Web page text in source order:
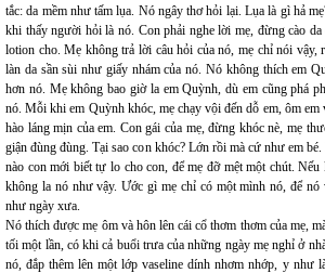
tắc: da mềm như tấm lụa. Nó ngây thơ hỏi lại. Lụa là gì hả
khi thấy người hỏi là nó. Con phải nghe lời mẹ, đừng cào da
lotion cho. Mẹ không trả lời câu hỏi của nó, mẹ chỉ nói vậy,
làn da sần sùi như giấy nhám của nó. Nó không thích em
hơn nó. Mẹ không bao giờ la em Quỳnh, dù em cũng phá
nó. Mỗi khi em Quỳnh khóc, mẹ chạy vội đến dỗ em, ôm em
hào láng mịn của em. Con gái của mẹ, đừng khóc nè, mẹ
giận đùng đùng. Tại sao con khóc? Lớn rồi mà cứ như em
nào con mới biết tự lo cho con, để mẹ đỡ mệt một chút.
không la nó như vậy. Ước gì mẹ chỉ có một mình nó, để
như ngày xưa.
Nó thích được mẹ ôm và hôn lên cái cổ thơm thơm của mẹ,
tối một lần, có khi cả buổi trưa của những ngày mẹ nghỉ ở
nó, đắp thêm lên một lớp vaseline dính nhơm nhớp, y như